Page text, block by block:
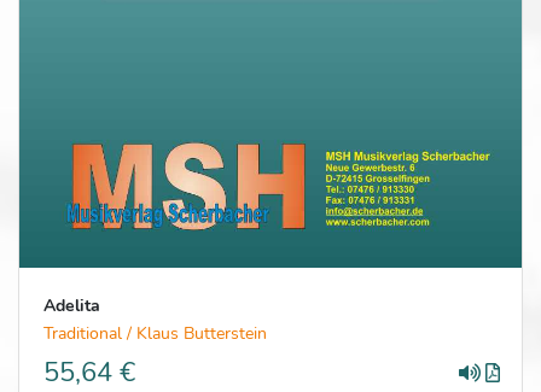
Adelita
Traditional / Klaus Butterstein
55,64 €